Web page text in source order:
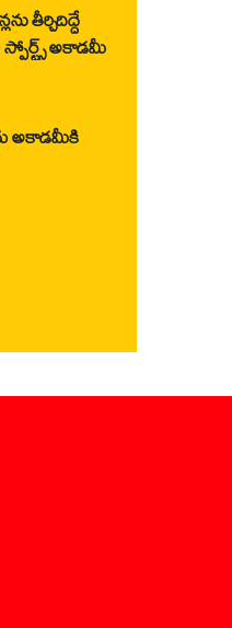
తీర్చిదిద్దే
అకాడమీ
అకాడమీకి